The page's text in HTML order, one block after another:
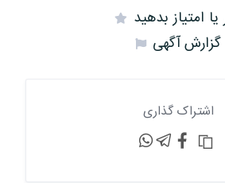
یا امتیاز بدهید
گزارش آگهی
اشتراک گذاری